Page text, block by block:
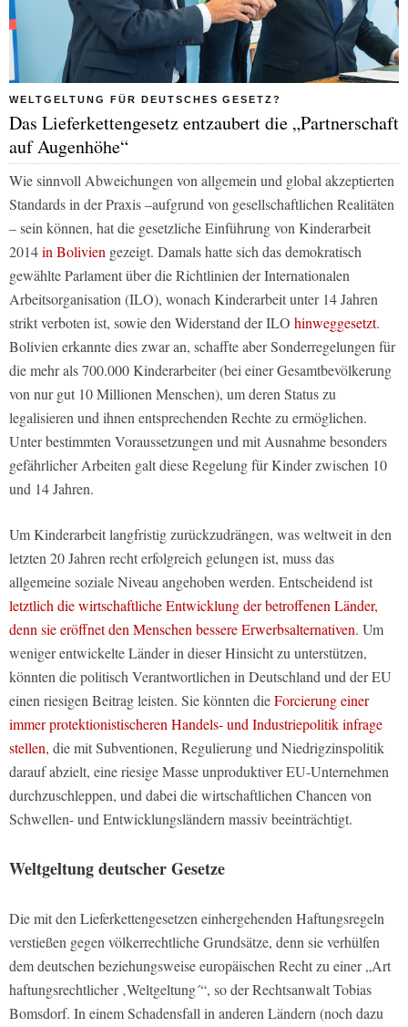
WELTGELTUNG FÜR DEUTSCHES GESETZ?
Das Lieferkettengesetz entzaubert die „Partnerschaft
auf Augenhöhe“
Wie sinnvoll Abweichungen von allgemein und global akzeptierten
Standards in der Praxis –aufgrund von gesellschaftlichen Realitäten
– sein können, hat die gesetzliche Einführung von Kinderarbeit
2014in Bolivien gezeigt. Damals hatte sich das demokratisch
gewählte Parlament über die Richtlinien der Internationalen
Arbeitsorganisation (ILO), wonach Kinderarbeit unter 14 Jahren
strikt verboten ist, sowie den Widerstand der ILO hinweggesetzt.
Bolivien erkannte dies zwar an, schaffte aber Sonderregelungen für
die mehr als 700.000 Kinderarbeiter (bei einer Gesamtbevölkerung
von nur gut 10 Millionen Menschen), um deren Status zu
legalisieren und ihnen entsprechenden Rechte zu ermöglichen.
Unter bestimmten Voraussetzungen und mit Ausnahme besonders
gefährlicher Arbeiten galt diese Regelung für Kinder zwischen 10
und 14 Jahren.
Um Kinderarbeit langfristig zurückzudrängen, was weltweit in den
letzten 20 Jahren recht erfolgreich gelungen ist, muss das
allgemeine soziale Niveau angehoben werden. Entscheidend ist
letztlich die wirtschaftliche Entwicklung der betroffenen Länder,
denn sie eröffnet den Menschen bessere Erwerbsalternativen. Um
weniger entwickelte Länder in dieser Hinsicht zu unterstützen,
könnten die politisch Verantwortlichen in Deutschland und der EU
einen riesigen Beitrag leisten. Sie könnten dieForcierung einer
immer protektionistischeren Handels- und Industriepolitik infrage
stellen, die mit Subventionen, Regulierung und Niedrigzinspolitik
darauf abzielt, eine riesige Masse unproduktiver EU-Unternehmen
durchzuschleppen, und dabei die wirtschaftlichen Chancen von
Schwellen- und Entwicklungsländern massiv beeinträchtigt.
Weltgeltung deutscher Gesetze
Die mit den Lieferkettengesetzen einhergehenden Haftungsregeln
verstießen gegen völkerrechtliche Grundsätze, denn sie verhülfen
dem deutschen beziehungsweise europäischen Recht zu einer „Art
haftungsrechtlicher ‚Weltgeltung´“, so der Rechtsanwalt Tobias
Bomsdorf. In einem Schadensfall in anderen Ländern (noch dazu